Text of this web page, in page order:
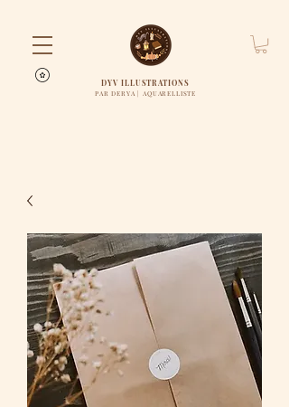
DYV ILLUSTRATIONS
PAR DERYA | AQUARELLISTE